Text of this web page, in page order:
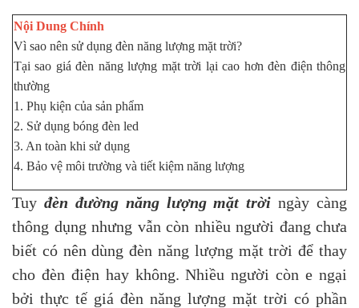
Nội Dung Chính
Vì sao nên sử dụng đèn năng lượng mặt trời?
Tại sao giá đèn năng lượng mặt trời lại cao hơn đèn điện thông
thường
1. Phụ kiện của sản phẩm
2. Sử dụng bóng đèn led
3. An toàn khi sử dụng
4. Bảo vệ môi trường và tiết kiệm năng lượng
Tuy đèn đường năng lượng mặt trời ngày càng
thông dụng nhưng vẫn còn nhiều người đang chưa
biết có nên dùng đèn năng lượng mặt trời để thay
cho đèn điện hay không. Nhiều người còn e ngại
bởi thực tế giá đèn năng lượng mặt trời có phần